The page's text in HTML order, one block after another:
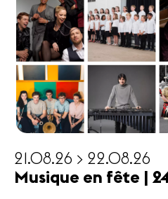
21.08.26 > 22.08.26
Musique en fête |